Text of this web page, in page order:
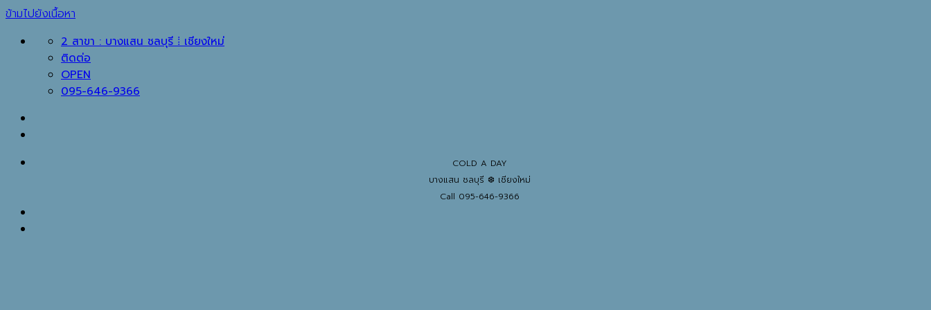
ข้ามไปยังเนื้อหา
2 สาขา : บางแสน ชลบุรี ⁞ เชียงใหม่
ติดต่อ
OPEN
095-646-9366
COLD A DAY
บางแสน ชลบุรี ❆ เชียงใหม่
Call 095-646-9366